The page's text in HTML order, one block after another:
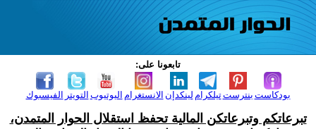
تابعونا على:
الفيسبوك التويتر اليوتيوب الانستغرام لينكدإن تيلكرامبنترست بودكاست
تبرعاتكم وتبرعاتكن المالية تحفظ استقلال الحوار المتمدن،